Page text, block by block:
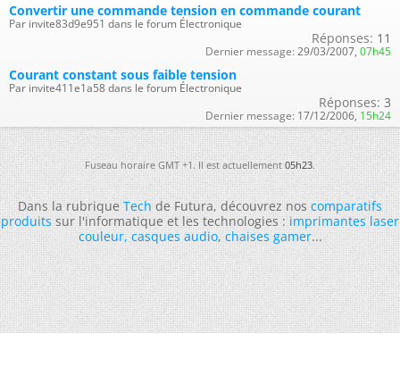
Convertir une commande tension en commande courant
Par invite83d9e951 dans le forum Électronique
Réponses: 11
Dernier message: 29/03/2007, 07h45
Courant constant sous faible tension
Par invite411e1a58 dans le forum Électronique
Réponses: 3
Dernier message: 17/12/2006, 15h24
Fuseau horaire GMT +1. Il est actuellement05h23.
Dans la rubriqueTechde Futura, découvrez noscomparatifs
produitssur l'informatique et les technologies :imprimantes laser
couleur,casques audio,chaises gamer...